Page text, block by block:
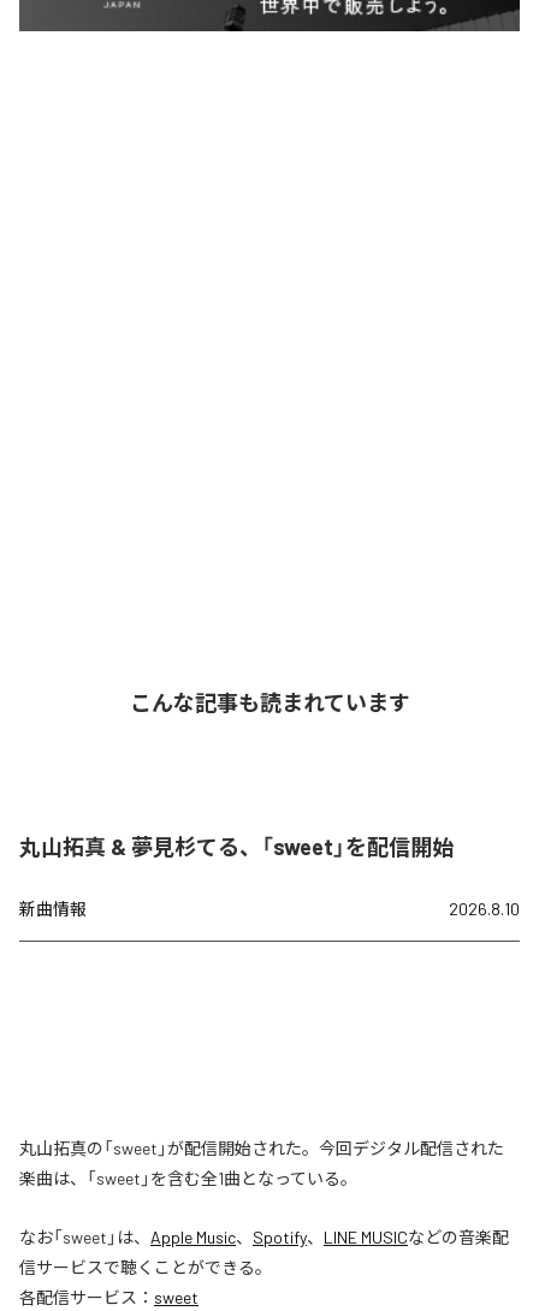
こんな記事も読まれています
丸山拓真 & 夢見杉てる、「sweet」を配信開始
新曲情報 2026.8.10
丸山拓真の「sweet」が配信開始された。今回デジタル配信された
楽曲は、「sweet」を含む全1曲となっている。
なお「sweet 」は、 Apple Music、 Spotify、 LINE MUSICなどの音楽配
信サービスで聴くことができる。
各配信サービス： sweet